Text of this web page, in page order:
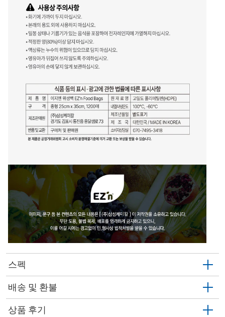
스펙
배송 및 환불
상품 후기